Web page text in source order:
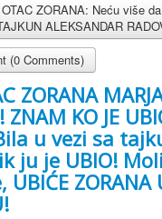
ZORANA: Neću više
ALEKSANDAR
(0 Comments)
ZORANA
ZNAM KO JE
u vezi sa
ju je UBIO!
ZORANA